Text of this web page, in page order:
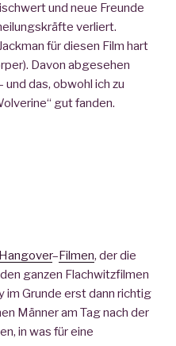
und neue Freunde
verliert.
für diesen Film hart
Davon abgesehen
und das, obwohl ich zu
gut fanden.
Hangover–Filmen, der die
ganzen Flachwitzfilmen
im Grunde erst dann richtig
Männer am Tag nach der
in was für eine